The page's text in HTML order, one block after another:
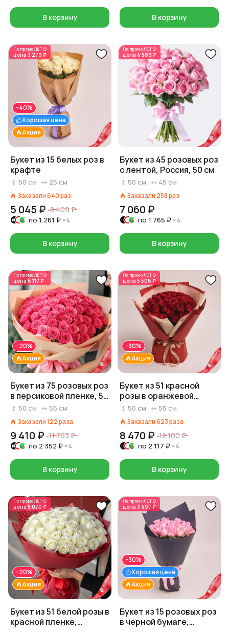
В корзину В корзину
По промоЛЕТО
цена 3 279 ₽
Акция
Хорошая цена
-40%
Букет из 15 белых роз в
крафте
50 см 25 см
Заказали640раз
5 045 ₽ 8 409 ₽
по 1 261 ₽ ×4
В корзину
По промоЛЕТО
цена 4 589 ₽
Букет из 45 розовых роз
с лентой, Россия, 50 см
50 см 45 см
Заказали 258раз
7 060 ₽
по 1 765 ₽ ×4
В корзину
По промоЛЕТО
цена 6 117 ₽
Акция
-20%
Букет из 75 розовых роз
в персиковой пленке, 50
см50 см 55 см
Заказали122раза
9 410 ₽ 11 763 ₽
по 2 352 ₽ ×4
В корзину
По промоЛЕТО
цена 5 506 ₽
Акция
-30%
Букет из 51 красной
розы в оранжевой
бумаге
50 см 55 см
Заказали623раза
8 470 ₽ 12 100 ₽
по 2 117 ₽ ×4
В корзину
По промоЛЕТО
цена 5 070 ₽
Акция
-20%
Букет из 51 белой розы в
красной пленке,
По промоЛЕТО
цена 3 497 ₽
Акция
Хорошая цена
-30%
Букет из 15 розовых роз
в черной бумаге,